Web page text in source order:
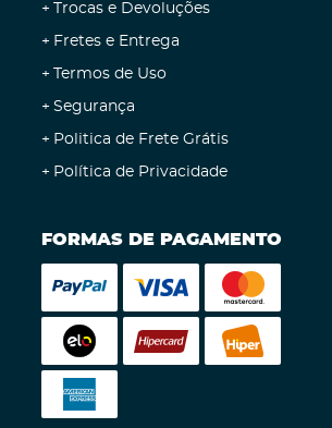
Trocas e Devoluções
Fretes e Entrega
Termos de Uso
Segurança
Politica de Frete Grátis
Política de Privacidade
FORMAS DE PAGAMENTO